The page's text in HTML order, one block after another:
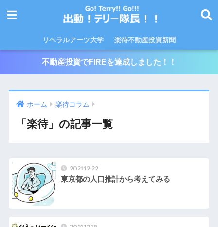
リベラルアーツ大学 楽待不動産投資新聞
不動産投資でFIREを達成しました！！
ホーム 楽待コラム
「楽待」の記事一覧
2021.12.22
東京都の人口推計から考えてみる